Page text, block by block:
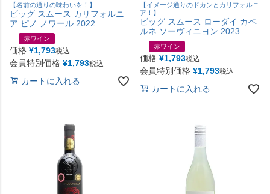
【名前の通りの味わいを！】
ビッグ スムース カリフォルニ
ア ピノ ノワール 2022
赤ワイン
価格 ¥1,793税込
会員特別価格 ¥1,793税込
カートに入れる
【イメージ通りのドカンとカリフォルニ
ア！】
ビッグ スムース ローダイ カベ
ルネ ソーヴィニヨン 2023
赤ワイン
価格 ¥1,793税込
会員特別価格 ¥1,793税込
カートに入れる